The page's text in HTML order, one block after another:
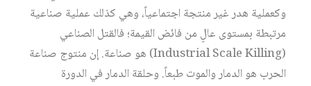
وكعملية هدر غير منتجة اجتماعياً، وهي كذلك عملية صناعية
مرتبطة بمستوى عالٍ من فائض القيمة؛ فالقتل الصناعي
(Industrial Scale Killing) هو صناعة. إن منتوج صناعة
الحرب هو الدمار والموت طبعاً. وحلقة الدمار في الدورة